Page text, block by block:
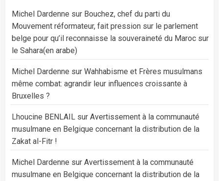
Michel Dardenne sur Bouchez, chef du parti du
Mouvement réformateur, fait pression sur le parlement
belge pour qu’il reconnaisse la souveraineté du Maroc sur
le Sahara(en arabe)
Michel Dardenne sur Wahhabisme et Frères musulmans
même combat: agrandir leur influences croissante à
Bruxelles ?
Lhoucine BENLAIL sur Avertissement à la communauté
musulmane en Belgique concernant la distribution de la
Zakat al-Fitr !
Michel Dardenne sur Avertissement à la communauté
musulmane en Belgique concernant la distribution de la